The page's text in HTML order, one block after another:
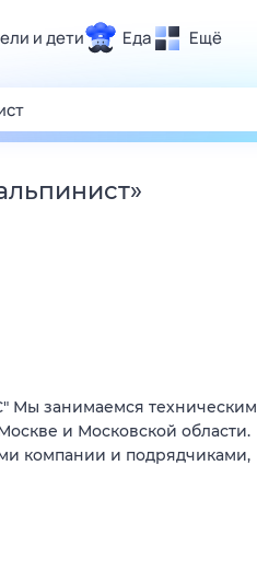
и дети Еда Ещё
и отдых
и тренды
»
Мы занимаемся техническим
и Московской области.
компании и подрядчиками,